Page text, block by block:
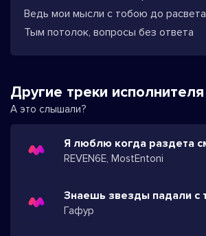
Ведь мои мысли с тобою до расвета
Тым потолок, вопросы без ответа
Другие треки исполнителя
А это слышали?
REVEN6E, MostEntoni
Гафур